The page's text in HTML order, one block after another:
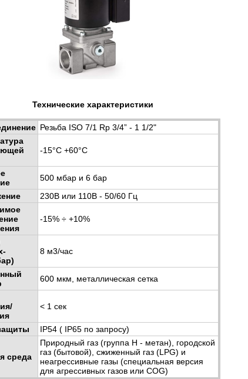
Технические характеристики
Резьба ISO 7/1 Rp 3/4” - 1 1/2"
-15°С +60°С
500 мбар и 6 бар
230В или 110В - 50/60 Гц
-15% ÷ +10%
8 м3/час
600 мкм, металлическая сетка
< 1 сек
IP54 ( IP65 по запросу)
среда
Природный газ (группа Н - метан), городской
газ (бытовой), сжиженный газ (LPG) и
неагрессивные газы (специальная версия
для агрессивных газов или COG)